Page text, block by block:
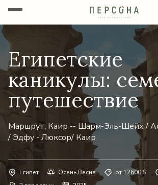
Египетские
каникулы:
путешествие
Маршрут: Каир -- Шарм-Эль-Шейх /
/ Эдфу - Люксор/ Каир
Египет Осень,Весна от 12600 $